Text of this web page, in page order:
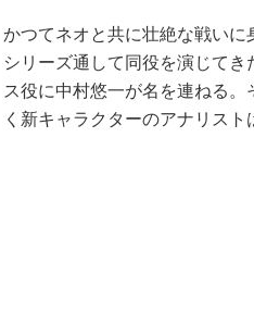
かつてネオと共に壮絶な戦い
シリーズ通して同役を演じて
ス役に中村悠一が名を連ねる
く新キャラクターのアナリス